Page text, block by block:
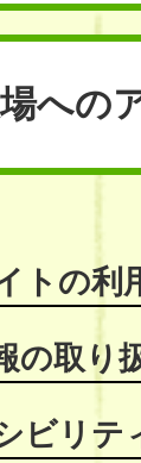
への
トの利
の取り
ビリテ